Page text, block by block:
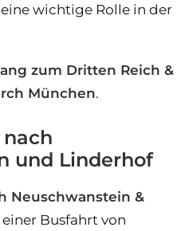
wichtige Rolle in der
zum Dritten Reich &
München.
nach
und Linderhof
Neuschwanstein &
Busfahrt von